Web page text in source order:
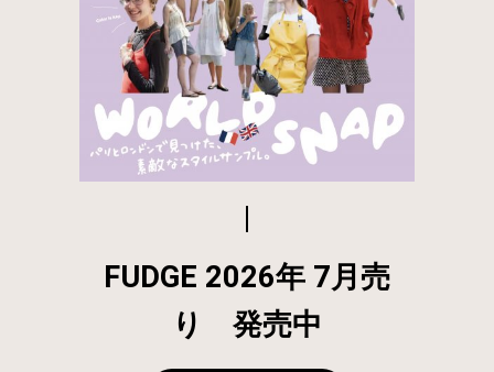
FUDGE 2026年 7月売
り 発売中